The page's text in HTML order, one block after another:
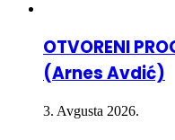
OTVORENI
(Arnes Avdić)
3. Avgusta 2026.